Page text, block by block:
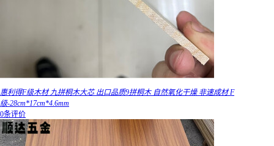
惠利得F级木材 九拼桐木大芯 出口品质9拼桐木 自然氧化干燥 非速成材 F
级-28cm*17cm*4.6mm
0条评价